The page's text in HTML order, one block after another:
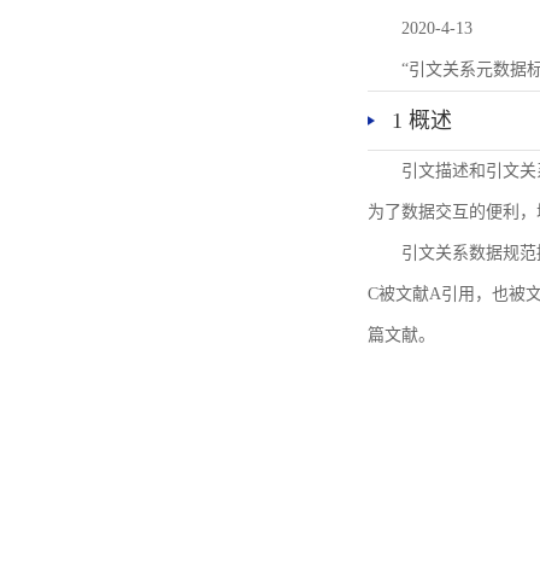
2020-4-13
“引文关系元数据
1 概述
引文描述和引文
为了数据交互的便利
引文关系数据规
C被文献A引用，也被
篇文献。